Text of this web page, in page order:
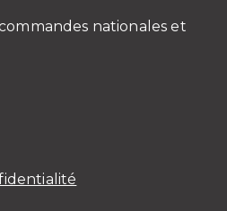
nationales et